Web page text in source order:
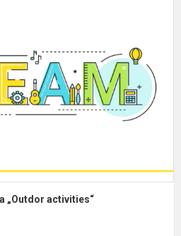
„Outdor activities“